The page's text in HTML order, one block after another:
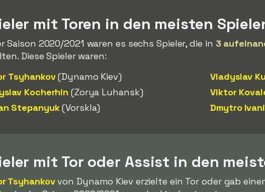
mit Toren in den meisten
Saison 2020/2021 waren es sechs Spieler, die in 3
Diese Spieler waren:
Tsyhankov(Dynamo Kiev)
Kocherhin (Zorya Luhansk)
Stepanyuk(Vorskla)
Vladyslav
Viktor
Dmytro
mit Tor oder Assist in den
Tsyhankovvon Dynamo Kiev erzielte ein Tor oder gab